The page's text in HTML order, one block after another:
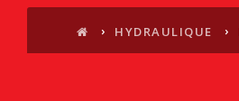
› HYDRAULIQUE ›